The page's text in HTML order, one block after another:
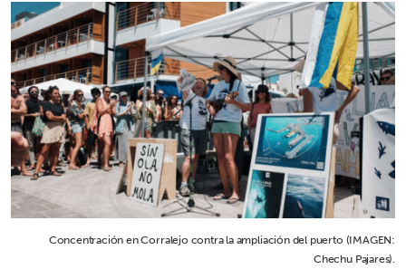
Concentración en Corralejo contra la ampliación del puerto (IMAGEN:
Chechu Pajares).